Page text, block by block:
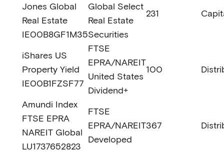
Jones Global
Real Estate
IE00B8GF1M35
Global Select
Real Estate
Securities
231
iShares US
Property Yield
IE00B1FZSF77
FTSE
EPRA/NAREIT
United States
Dividend+
100
Amundi Index
FTSE EPRA
NAREIT Global
LU1737652823
FTSE
EPRA/NAREIT
Developed
367